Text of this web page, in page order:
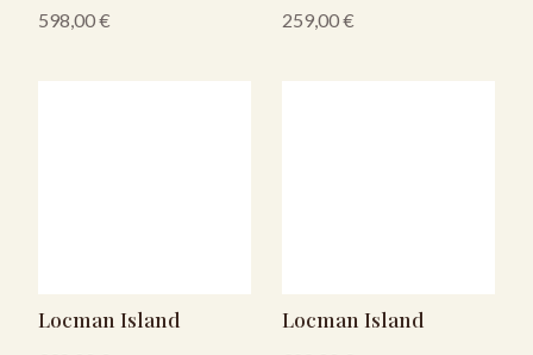
598,00€ 259,00€
Locman Island Locman Island